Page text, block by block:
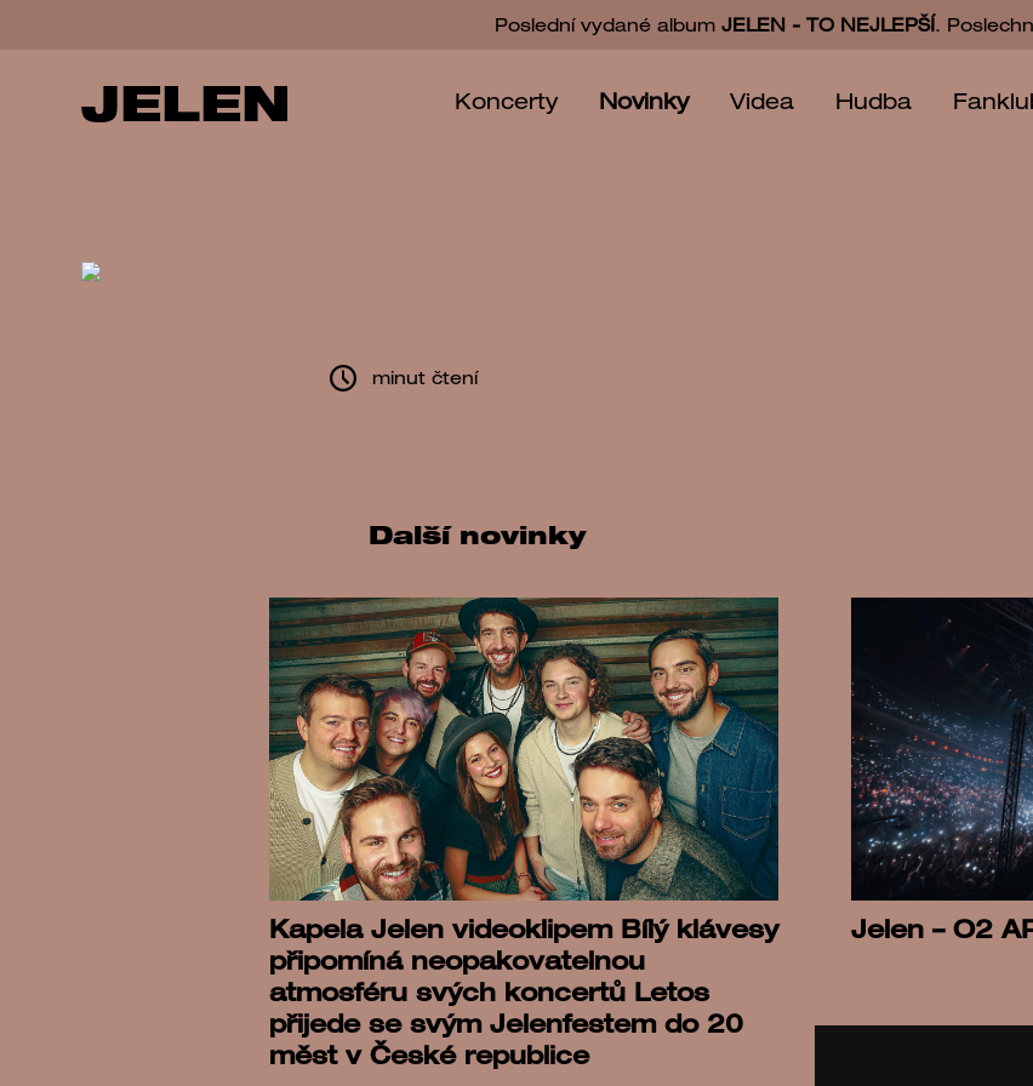
Poslední vydané album JELEN - TO NEJLEPŠÍ.
JELEN Koncerty Novinky Videa Hudba
minut čtení
Další novinky
Kapela Jelen videoklipem Bílý klávesy
připomíná neopakovatelnou
atmosféru svých koncertů Letos
přijede se svým Jelenfestem do 20
měst v České republice
Jelen – O2
DO E-MAILU
Souhlasím se zpracováváním osobních
údajů a nařízením
GDPR